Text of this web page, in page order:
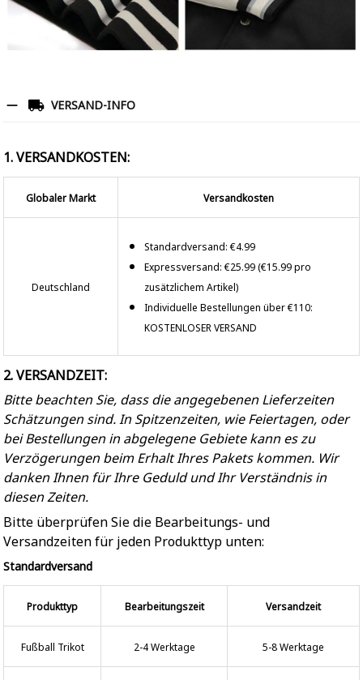
VERSAND-INFO
1. VERSANDKOSTEN:
Globaler Markt Versandkosten
Deutschland
Standardversand: €4.99
Expressversand: €25.99 (€15.99 pro
zusätzlichem Artikel)
Individuelle Bestellungen über €110:
KOSTENLOSER VERSAND
2. VERSANDZEIT:
Bitte beachten Sie, dass die angegebenen Lieferzeiten
Schätzungen sind. In Spitzenzeiten, wie Feiertagen, oder
bei Bestellungen in abgelegene Gebiete kann es zu
Verzögerungen beim Erhalt Ihres Pakets kommen. Wir
danken Ihnen für Ihre Geduld und Ihr Verständnis in
diesen Zeiten.
Bitte überprüfen Sie die Bearbeitungs- und
Versandzeiten für jeden Produkttyp unten:
Standardversand
Produkttyp Bearbeitungszeit Versandzeit
Fußball Trikot 2-4 Werktage 5-8 Werktage